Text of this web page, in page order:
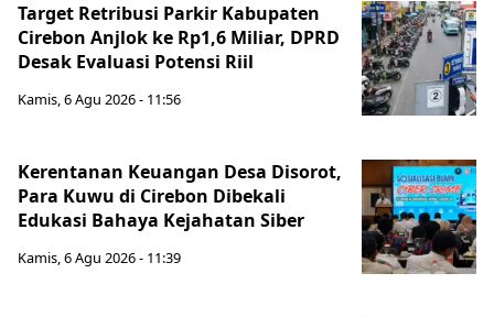
Target Retribusi Parkir Kabupaten
Cirebon Anjlok ke Rp1,6 Miliar, DPRD
Desak Evaluasi Potensi Riil
Kamis, 6 Agu 2026 - 11:56
Kerentanan Keuangan Desa Disorot,
Para Kuwu di Cirebon Dibekali
Edukasi Bahaya Kejahatan Siber
Kamis, 6 Agu 2026 - 11:39